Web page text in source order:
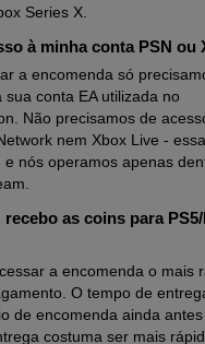
Series X.
à minha conta PSN ou
a encomenda só
conta EA utilizada no
Não precisamos de
nem Xbox Live -
e nós operamos apenas
as coins para
a encomenda o mais
O tempo de
de encomenda ainda antes
costuma ser mais